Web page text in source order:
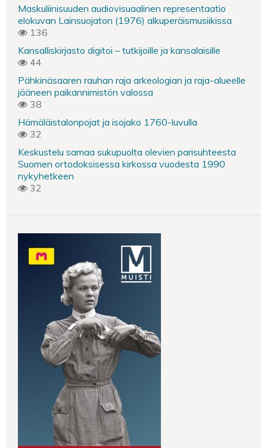
Maskuliinisuuden audiovisuaalinen representaatio
elokuvan Lainsuojaton (1976) alkuperäismusiikissa
136
Kansalliskirjasto digitoi – tutkijoille ja kansalaisille
44
Pähkinäsaaren rauhan raja arkeologian ja raja-alueelle
jääneen paikannimistön valossa
38
Hämäläistalonpojat ja isojako 1760-luvulla
32
Keskustelu samaa sukupuolta olevien parisuhteesta
Suomen ortodoksisessa kirkossa vuodesta 1990
nykyhetkeen
32